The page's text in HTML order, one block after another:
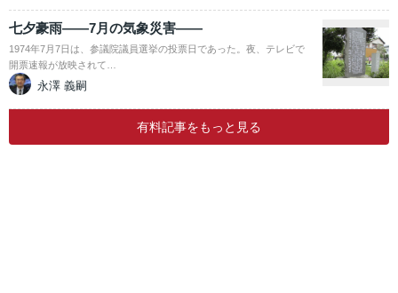
七夕豪雨――7月の気象災害――
1974年7月7日は、参議院議員選挙の投票日であった。夜、テレビで
開票速報が放映されて…
永澤 義嗣
有料記事をもっと見る